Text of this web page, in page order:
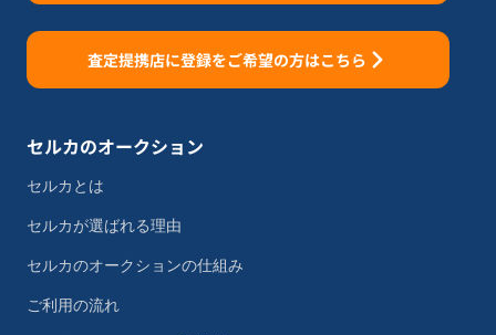
査定提携店に登録をご希望の方はこちら
セルカのオークション
セルカとは
セルカが選ばれる理由
セルカのオークションの仕組み
ご利用の流れ